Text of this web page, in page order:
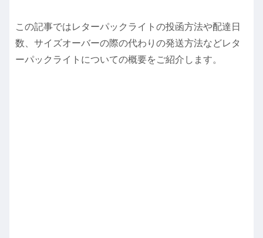
この記事ではレターパックライトの投函方法や配達日
数、サイズオーバーの際の代わりの発送方法などレタ
ーパックライトについての概要をご紹介します。